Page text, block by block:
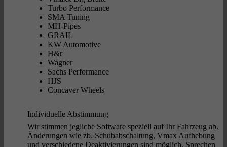
Turbo Performance
SMA Tuning
MH-Pipes
GRAIL
KW Automotive
H&r
Wagner
Sachs Performance
HJS
Concaver Wheels
Individuelle Abstimmung
Wir stimmen jegliche Software speziell auf Ihr Fahrzeug ab.
Änderungen wie zb. Schubabschaltung, Vmax Aufhebung
und verschiedene Deaktivierungen sind möglich. Sprechen